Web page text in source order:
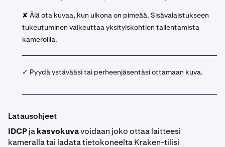
✘ Älä ota kuvaa, kun ulkona on pimeää. Sisävalaistukseen
tukeutuminen vaikeuttaa yksityiskohtien tallentamista
kameroilla.
✓ Pyydä ystävääsi tai perheenjäsentäsi ottamaan kuva.
Latausohjeet
IDCPjakasvokuvavoidaan joko ottaa laitteesi
kameralla tai ladata tietokoneelta Kraken-tilisi